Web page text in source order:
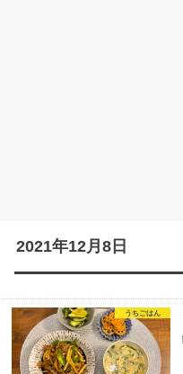
2021年12月8日
うちごはん